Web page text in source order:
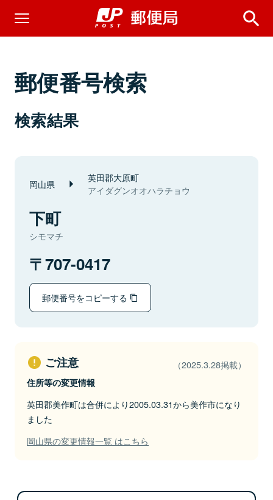
郵便番号検索
検索結果
岡山県 英田郡大原町
アイダグンオオハラチョウ
下町
シモマチ
707-0417
郵便番号をコピーする
ご注意 （2025.3.28掲載）
住所等の変更情報
英田郡美作町は合併により2005.03.31から美作市になり
ました
岡山県の変更情報一覧 はこちら